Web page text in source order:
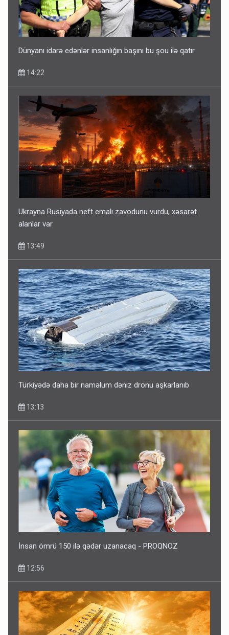
Dünyanı idarə edənlər insanlığın başını bu şou ilə qatır
14:22
Ukrayna Rusiyada neft emalı zavodunu vurdu, xəsarət
alanlar var
13:49
Türkiyədə daha bir naməlum dəniz dronu aşkarlanıb
13:13
İnsan ömrü 150 ilə qədər uzanacaq - PROQNOZ
12:56